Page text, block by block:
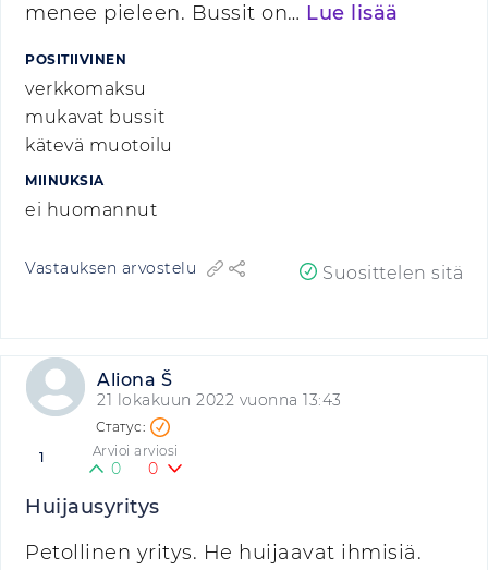
menee pieleen. Bussit on… Lue lisää
POSITIIVINEN
verkkomaksu
mukavat bussit
kätevä muotoilu
MIINUKSIA
ei huomannut
Vastauksen arvostelu Suosittelen sitä
Aliona Š
21 lokakuun 2022 vuonna 13:43
1 Arvioi arviosi
0 0
Huijausyritys
Petollinen yritys. He huijaavat ihmisiä.